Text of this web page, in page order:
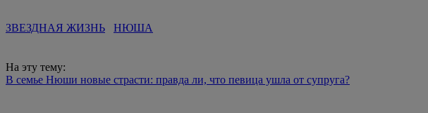
ЗВЕЗДНАЯ ЖИЗНЬ НЮША
На эту тему:
В семье Нюши новые страсти: правда ли, что певица ушла от супруга?